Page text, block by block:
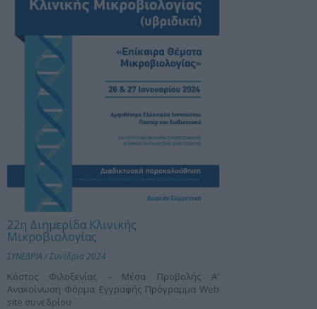
22η Διημερίδα Κλινικής
Μικροβιολογίας
ΣΥΝΕΔΡΙΑ /Συνέδρια 2024
Κόστος Φιλοξενίας - Μέσα Προβολής Α'
Ανακοίνωση Φόρμα Εγγραφής Πρόγραμμα Web
site συνεδρίου